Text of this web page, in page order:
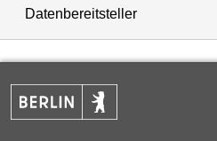
Datenbereitsteller